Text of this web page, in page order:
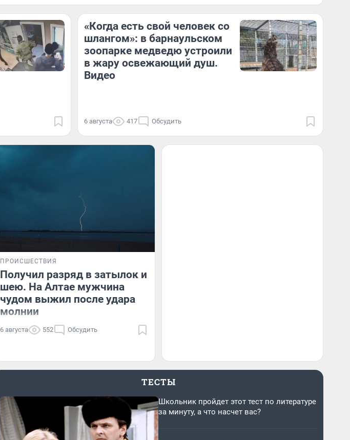
«Когда есть свой человек со
шлангом»: в барнаульском
зоопарке медведю устроили
в жару освежающий душ.
Видео
6 августа 417 Обсудить
ПРОИСШЕСТВИЯ
Получил разряд в затылок и
шею. На Алтае мужчина
чудом выжил после удара
молнии
6 августа 552 Обсудить
ТЕСТЫ
Школьник пройдет этот тест по литературе
за минуту, а что насчет вас?